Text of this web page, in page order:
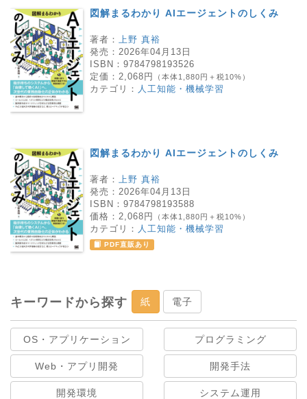
図解まるわかり AIエージェントのしくみ
著者：
上野 真裕
発売： 2026年04月13日
ISBN： 9784798193526
定価： 2,068円 （本体1,880円＋税10%）
カテゴリ： 人工知能・機械学習
図解まるわかり AIエージェントのしくみ
著者：
上野 真裕
発売： 2026年04月13日
ISBN： 9784798193588
価格： 2,068円 （本体1,880円＋税10%）
カテゴリ： 人工知能・機械学習
PDF直販あり
キーワードから探す 紙 電子
OS・アプリケーション プログラミング
Web・アプリ開発 開発手法
開発環境 システム運用